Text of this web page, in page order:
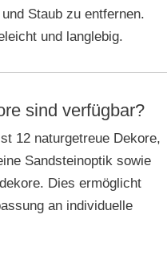
Staub zu entfernen.
und langlebig.
sind verfügbar?
12 naturgetreue Dekore,
Sandsteinoptik sowie
Dies ermöglicht
an individuelle